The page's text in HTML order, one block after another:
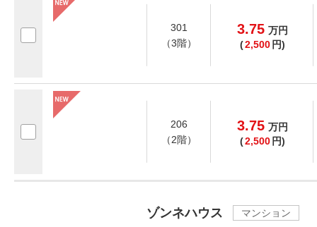
301
（3階）
3.75 万円
(2,500 円)
206
（2階）
3.75 万円
(2,500 円)
ゾンネハウス
マンション